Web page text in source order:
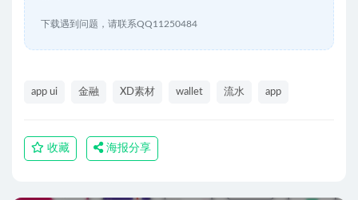
下载遇到问题，请联系QQ11250484
app ui 金融 XD素材 wallet 流水 app
收藏 海报分享